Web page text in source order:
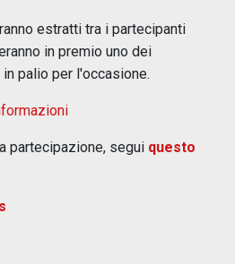
estratti tra i partecipanti
in premio uno dei
palio per l'occasione.
partecipazione, segui questo